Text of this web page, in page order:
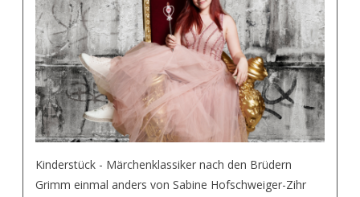
Kinderstück - Märchenklassiker nach den Brüdern
Grimm einmal anders von Sabine Hofschweiger-Zihr